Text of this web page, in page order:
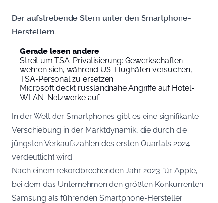
Der aufstrebende Stern unter den Smartphone-
Herstellern.
Gerade lesen andere
Streit um TSA-Privatisierung: Gewerkschaften
wehren sich, während US-Flughäfen versuchen,
TSA-Personal zu ersetzen
Microsoft deckt russlandnahe Angriffe auf Hotel-
WLAN-Netzwerke auf
In der Welt der Smartphones gibt es eine signifikante
Verschiebung in der Marktdynamik, die durch die
jüngsten Verkaufszahlen des ersten Quartals 2024
verdeutlicht wird.
Nach einem rekordbrechenden Jahr 2023 für Apple,
bei dem das Unternehmen den größten Konkurrenten
Samsung als führenden Smartphone-Hersteller